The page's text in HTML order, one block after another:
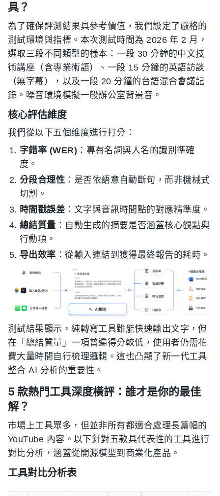
具？
為了確保評測結果具參考價值，我們設定了嚴格的
測試環境與指標。本次測試時間為 2026 年 2 月，
選取三段不同類型的樣本：一段 30 分鐘的中文技
術講座（含專業術語）、一段 15 分鐘的英語訪談
（無字幕），以及一段 20 分鐘的台語混合會議記
錄。噪音環境模擬一般辦公室背景音。
核心評估維度
我們從以下五個维度進行打分：
字錯率 (WER) ：專有名詞與人名的識別準確
度。
分段合理性 ：是否依語意自動斷句，而非機械式
切割。
時間戳誤差 ：文字與音訊時間點的對應精準度。
總結質量 ：自動生成的摘要是否涵蓋核心觀點與
行動項。
导出效率 ：從輸入連結到獲得最終報告的耗時。
測試結果顯示，純轉寫工具雖能快速輸出文字，但
在「總結質量」一項普遍得分較低，使用者仍需花
費大量時間自行梳理邏輯。這也凸顯了新一代工具
整合 AI 分析的重要性。
5 款熱門工具深度橫評：誰才是你的最佳
解？
市場上工具眾多，但並非所有都適合處理長篇幅的
YouTube 內容。以下針對五款具代表性的工具進行
對比分析，涵蓋從開源模型到商業化產品。
工具對比分析表